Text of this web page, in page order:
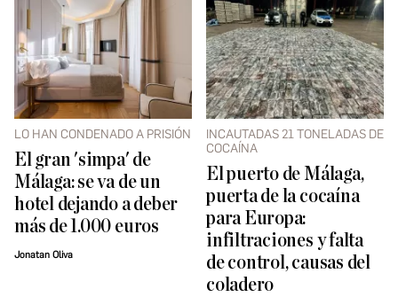
LO HAN CONDENADO A PRISIÓN
El gran 'simpa' de
Málaga: se va de un
hotel dejando a deber
más de 1.000 euros
Jonatan Oliva
INCAUTADAS 21 TONELADAS DE
COCAÍNA
El puerto de Málaga,
puerta de la cocaína
para Europa:
infiltraciones y falta
de control, causas del
coladero